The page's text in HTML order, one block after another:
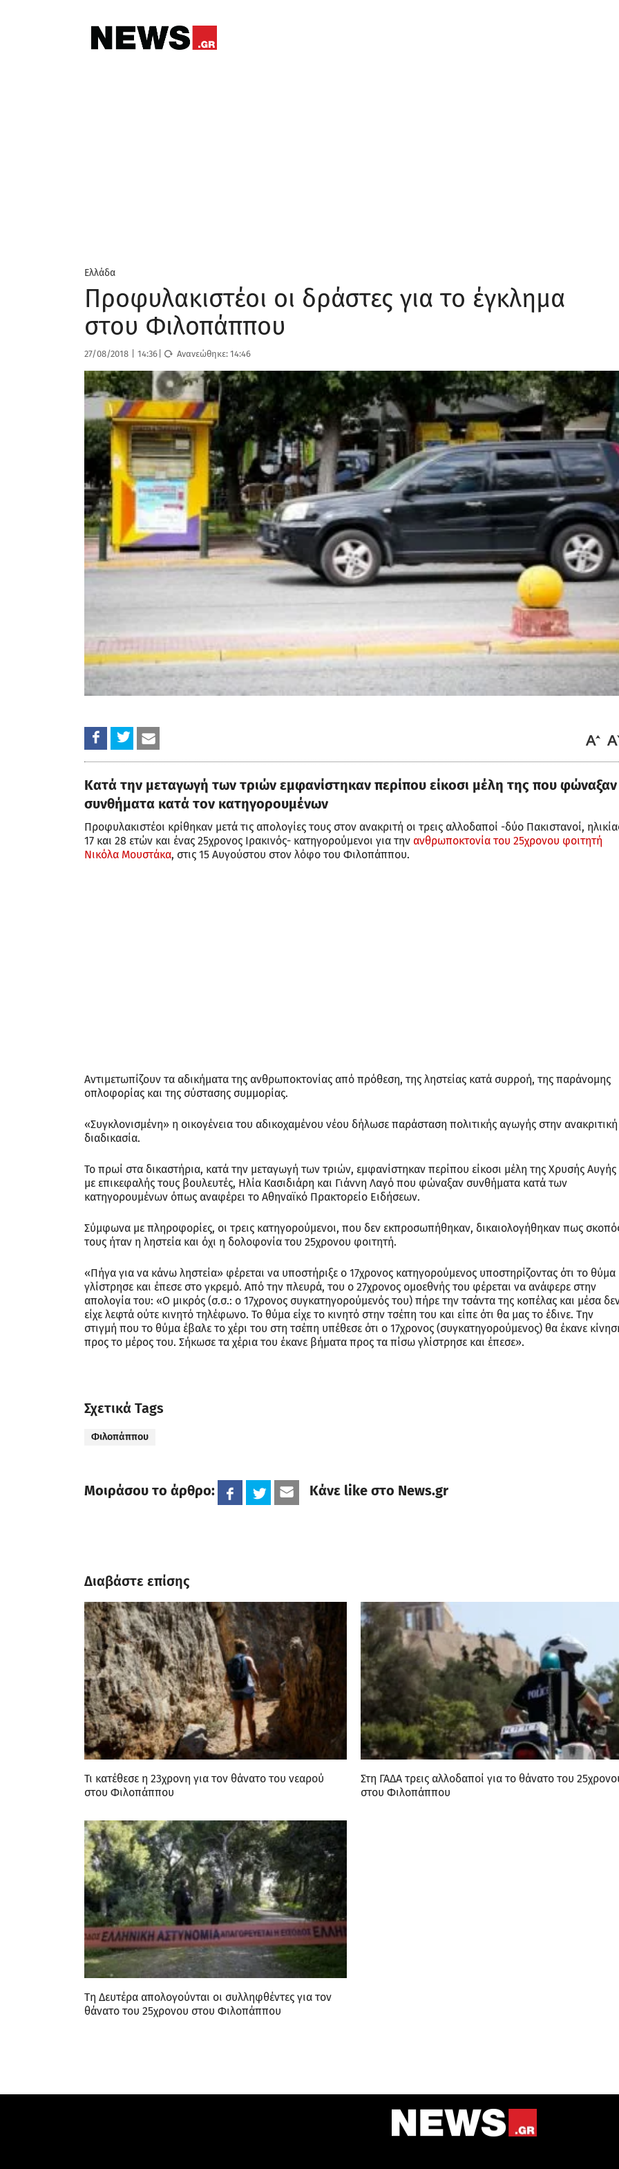
Ελλάδα
Προφυλακιστέοι οι δράστες για το έγκλημα
στου Φιλοπάππου
27/08/2018 14:36 Ανανεώθηκε:14:46
Κατά την μεταγωγή των τριών εμφανίστηκαν περίπου είκοσι μέλη της που φώναξαν
συνθήματα κατά τον κατηγορουμένων
Προφυλακιστέοι κρίθηκαν μετά τις απολογίες τους στον ανακριτή οι τρεις αλλοδαποί -δύο Πακιστανοί,
17 και 28 ετών και ένας 25χρονος Ιρακινός- κατηγορούμενοι για την ανθρωποκτονία του 25χρονου φοιτητή
Νικόλα Μουστάκα, στις 15 Αυγούστου στον λόφο του Φιλοπάππου.
Αντιμετωπίζουν τα αδικήματα της ανθρωποκτονίας από πρόθεση, της ληστείας κατά συρροή, της παράνομης
οπλοφορίας και της σύστασης συμμορίας.
«Συγκλονισμένη» η οικογένεια του αδικοχαμένου νέου δήλωσε παράσταση πολιτικής αγωγής στην ανακριτική
διαδικασία.
Το πρωί στα δικαστήρια, κατά την μεταγωγή των τριών, εμφανίστηκαν περίπου είκοσι μέλη της Χρυσής Αυγής
με επικεφαλής τους βουλευτές, Ηλία Κασιδιάρη και Γιάννη Λαγό που φώναξαν συνθήματα κατά των
κατηγορουμένων όπως αναφέρει το Αθηναϊκό Πρακτορείο Ειδήσεων.
Σύμφωνα με πληροφορίες, οι τρεις κατηγορούμενοι, που δεν εκπροσωπήθηκαν, δικαιολογήθηκαν πως
τους ήταν η ληστεία και όχι η δολοφονία του 25χρονου φοιτητή.
«Πήγα για να κάνω ληστεία» φέρεται να υποστήριξε ο 17χρονος κατηγορούμενος υποστηρίζοντας ότι το θύμα
γλίστρησε και έπεσε στο γκρεμό. Από την πλευρά, του ο 27χρονος ομοεθνής του φέρεται να ανάφερε στην
απολογία του: «Ο μικρός (σ.σ.: ο 17χρονος συγκατηγορούμενός του) πήρε την τσάντα της κοπέλας και μέσα
είχε λεφτά ούτε κινητό τηλέφωνο. Το θύμα είχε το κινητό στην τσέπη του και είπε ότι θα μας το έδινε. Την
στιγμή που το θύμα έβαλε το χέρι του στη τσέπη υπέθεσε ότι ο 17χρονος (συγκατηγορούμενος) θα έκανε
προς το μέρος του. Σήκωσε τα χέρια του έκανε βήματα προς τα πίσω γλίστρησε και έπεσε».
Σχετικά Tags
Φιλοπάππου
Μοιράσου το άρθρο: Κάνε like στο News.gr
Διαβάστε επίσης
Τι κατέθεσε η 23χρονη για τον θάνατο του νεαρού
στου Φιλοπάππου
Στη ΓΑΔΑ τρεις αλλοδαποί για το θάνατο του
στου Φιλοπάππου
Τη Δευτέρα απολογούνται οι συλληφθέντες για τον
θάνατο του 25χρονου στου Φιλοπάππου